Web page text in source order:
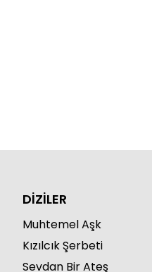
DİZİLER
Muhtemel Aşk
Kızılcık Şerbeti
Sevdan Bir Ateş